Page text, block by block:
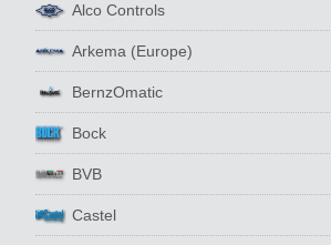
Alco Controls
Arkema (Europe)
BernzOmatic
Bock
BVB
Castel